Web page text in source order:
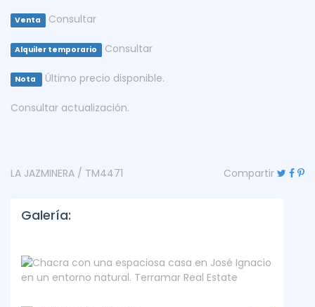
Venta Consultar
Alquiler temporario Consultar
Nota Último precio disponible.
Consultar actualización.
LA JAZMINERA / TM4471 Compartir
Galería: